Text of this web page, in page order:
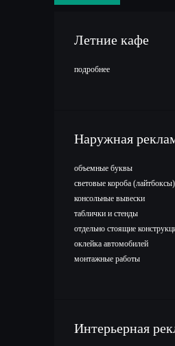
Летние кафе
подробнее
Наружная
объемные буквы
световые короба (лайтбоксы)
консольные вывески
таблички и стенды
отдельно стоящие
оклейка автомобилей
монтажные работы
Интерьерная